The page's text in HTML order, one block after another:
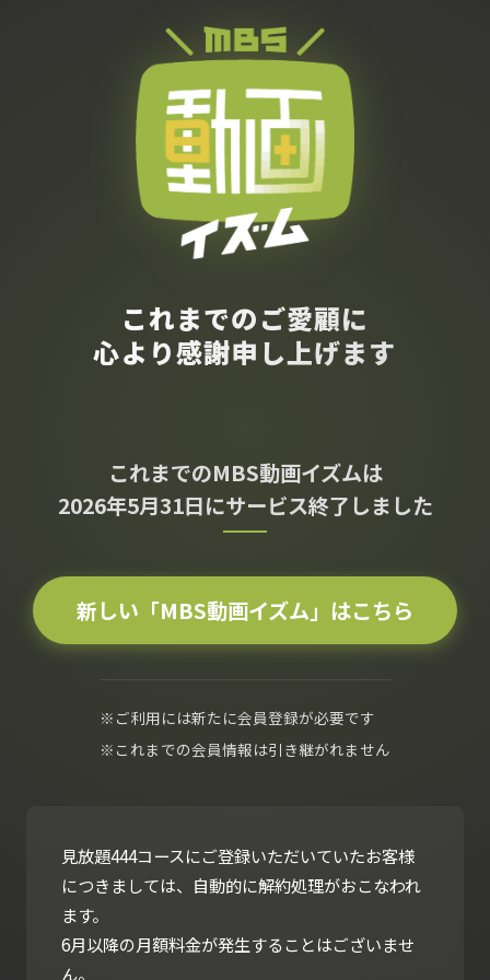
これまでのご愛顧に
心より感謝申し上げます
これまでのMBS動画イズムは
2026年5月31日にサービス終了しました
新しい「MBS動画イズム」はこちら
※ご利用には新たに会員登録が必要です
※これまでの会員情報は引き継がれません
見放題444コースにご登録いただいていたお客様
につきましては、自動的に解約処理がおこなわれ
ます。
6月以降の月額料金が発生することはございませ
ん。